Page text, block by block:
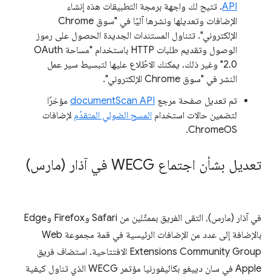
API. تتيح لك واجهة برمجة التطبيقات هذه إنشاء
الإضافات وتعديلها ونشرها آليًا في "سوق Chrome
الإلكتروني". تتناول المستندات الجديدة الحصول على رموز
الوصول وتقديم طلبات HTTP باستخدام "مساحة OAuth
2.0" وغير ذلك. يمكنك الاطّلاع عليها لتبسيط سير عمل
النشر في "سوق Chrome الإلكتروني".
تم تعديل صفحة مرجع documentScan API مؤخرًا
لتضمين حالات استخدام المسح الضوئي المتقدّم لإضافات
ChromeOS.
تعديل بشأن اجتماع WECG في آذار (مارس)
في آذار (مارس)، التقى الفريق بممثّلين من Safari وFirefox وEdge
بالإضافة إلى عدد من الإضافات الرئيسية في قمة مجموعة Web
Extensions Community Group الافتتاحية. استضاف فريق
Apple في سان دييغو بكاليفورنيا مؤتمر WECG الذي تناول كيفية